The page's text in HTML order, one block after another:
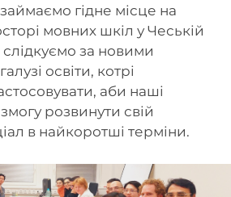
гідне місце на
мовних шкіл у Чеській
за новими
освіти, котрі
аби наші
розвинути свій
в найкоротші терміни.